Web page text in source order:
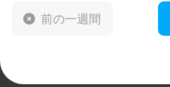
前の一週間